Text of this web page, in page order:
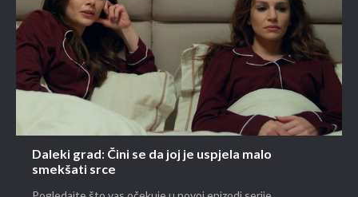
Daleki grad: Čini se da joj je uspjela malo
smekšati srce